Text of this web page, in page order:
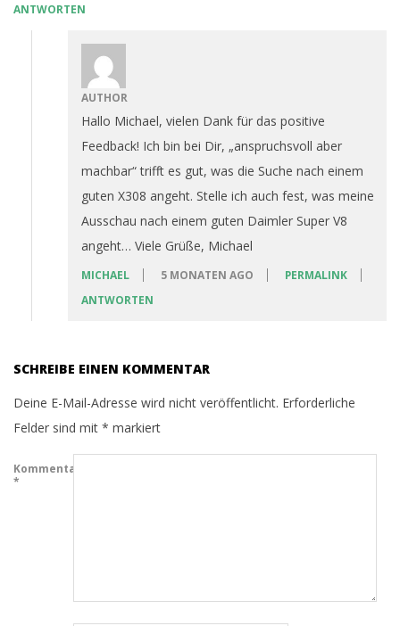
ANTWORTEN
AUTHOR
Hallo Michael, vielen Dank für das positive
Feedback! Ich bin bei Dir, „anspruchsvoll aber
machbar“ trifft es gut, was die Suche nach einem
guten X308 angeht. Stelle ich auch fest, was meine
Ausschau nach einem guten Daimler Super V8
angeht… Viele Grüße, Michael
MICHAEL 5 MONATEN AGO
PERMALINK
ANTWORTEN
SCHREIBE EINEN KOMMENTAR
Deine E-Mail-Adresse wird nicht veröffentlicht. Erforderliche
Felder sind mit * markiert
Kommentar
*